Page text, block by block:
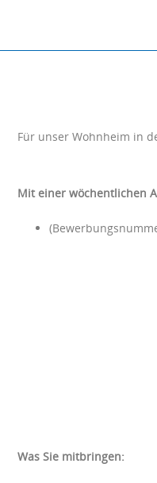
Für unser Wohnheim in
Mit einer wöchentlichen
Was Sie mitbringen: